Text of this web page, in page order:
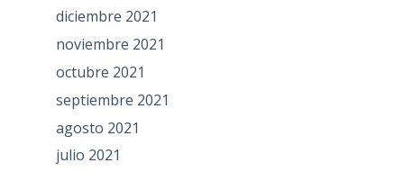
diciembre 2021
noviembre 2021
octubre 2021
septiembre 2021
agosto 2021
julio 2021